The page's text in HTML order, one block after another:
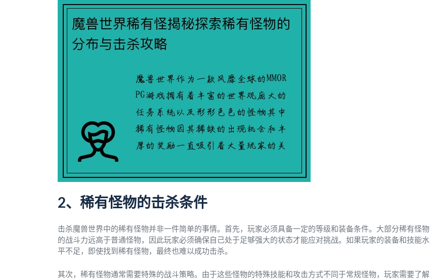
2、稀有怪物的击杀条件
击杀魔兽世界中的稀有怪物并非一件简单的事情。首先，玩家必须具备一定的等级和装备条件。大部分稀有怪物
的战斗力远高于普通怪物，因此玩家必须确保自己处于足够强大的状态才能应对挑战。如果玩家的装备和技能水
平不足，即使找到稀有怪物，最终也难以成功击杀。
其次，稀有怪物通常需要特殊的战斗策略。由于这些怪物的特殊技能和攻击方式不同于常规怪物，玩家需要了解